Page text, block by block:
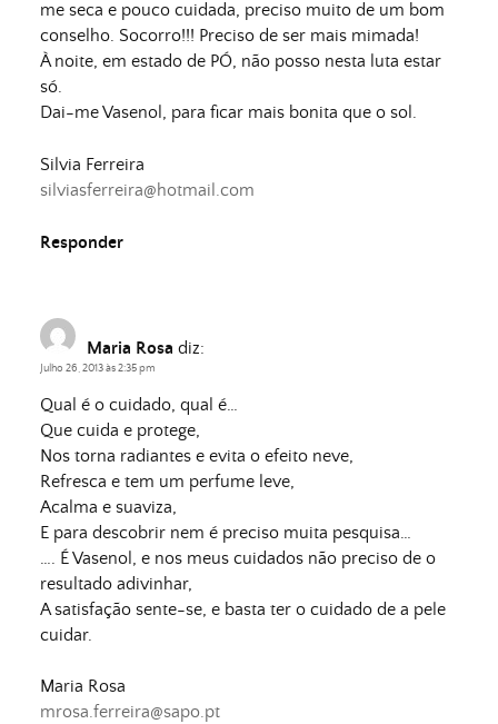
me seca e pouco cuidada, preciso muito de um bom
conselho. Socorro!!! Preciso de ser mais mimada!
À noite, em estado de PÓ, não posso nesta luta estar
só.
Dai-me Vasenol, para ficar mais bonita que o sol.
Silvia Ferreira
silviasferreira@hotmail.com
Responder
Maria Rosa diz:
Julho 26, 2013 às 2:35 pm
Qual é o cuidado, qual é…
Que cuida e protege,
Nos torna radiantes e evita o efeito neve,
Refresca e tem um perfume leve,
Acalma e suaviza,
E para descobrir nem é preciso muita pesquisa…
…. É Vasenol, e nos meus cuidados não preciso de o
resultado adivinhar,
A satisfação sente-se, e basta ter o cuidado de a pele
cuidar.
Maria Rosa
mrosa.ferreira@sapo.pt